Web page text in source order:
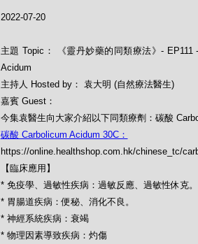
2022-07-20
主題 Topic： 《靈丹妙藥的同類療法》- EP111
Acidum
主持人 Hosted by： 袁大明 (自然療法醫生)
嘉賓 Guest：
今集袁醫生向大家介紹以下同類療劑：碳酸
碳酸 Carbolicum Acidum 30C：
https://online.healthshop.com.hk/chinese_tc/
【臨床應用】
* 免疫學、過敏性疾病：過敏反應、過敏性休克。
* 胃腸道疾病：便秘、消化不良。
* 神經系統疾病：衰竭
* 物理因素導致疾病：灼傷